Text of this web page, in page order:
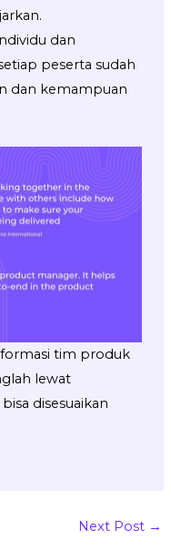
dan
peserta sudah
dan kemampuan
tim produk
lewat
disesuaikan
Next Post →